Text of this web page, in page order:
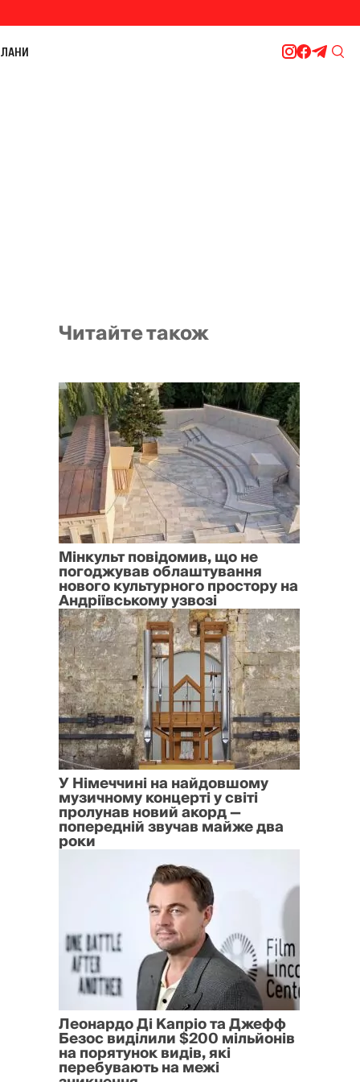
Читайте також
Мінкульт повідомив, що не
погоджував облаштування
нового культурного простору на
Андріївському узвозі
У Німеччині на найдовшому
музичному концерті у світі
пролунав новий акорд —
попередній звучав майже два
роки
Леонардо Ді Капріо та Джефф
Безос виділили $200 мільйонів
на порятунок видів, які
перебувають на межі